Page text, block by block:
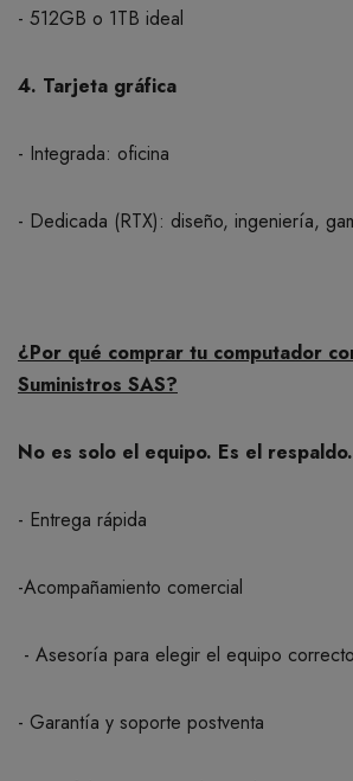
- 512GB o 1TB ideal
4. Tarjeta gráfica
- Integrada: oficina
- Dedicada (RTX): diseño, ingeniería,
¿Por qué comprar tu computador
Suministros SAS?
No es solo el equipo. Es el respaldo.
- Entrega rápida
-Acompañamiento comercial
- Asesoría para elegir el equipo correcto
- Garantía y soporte postventa